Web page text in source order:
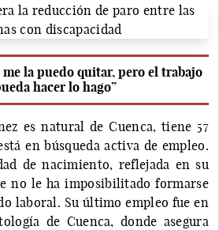
la puedo quitar, pero el trabajo
hacer lo hago”
es natural de Cuenca, tiene 57
en búsqueda activa de empleo.
de nacimiento, reflejada en su
no le ha imposibilitado formarse
laboral. Su último empleo fue en
de Cuenca, donde asegura